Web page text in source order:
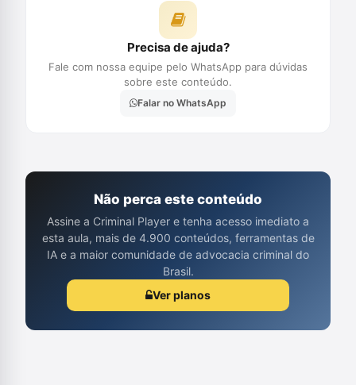
Precisa de ajuda?
Fale com nossa equipe pelo WhatsApp para dúvidas
sobre este conteúdo.
Falar no WhatsApp
Não perca este conteúdo
Assine a Criminal Player e tenha acesso imediato a
esta aula, mais de 4.900 conteúdos, ferramentas de
IA e a maior comunidade de advocacia criminal do
Brasil.
Ver planos